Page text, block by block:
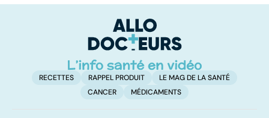
d'angine ?
RECETTES RAPPEL PRODUIT
LE MAG DE LA SANTÉ
CANCER
MÉDICAMENTS